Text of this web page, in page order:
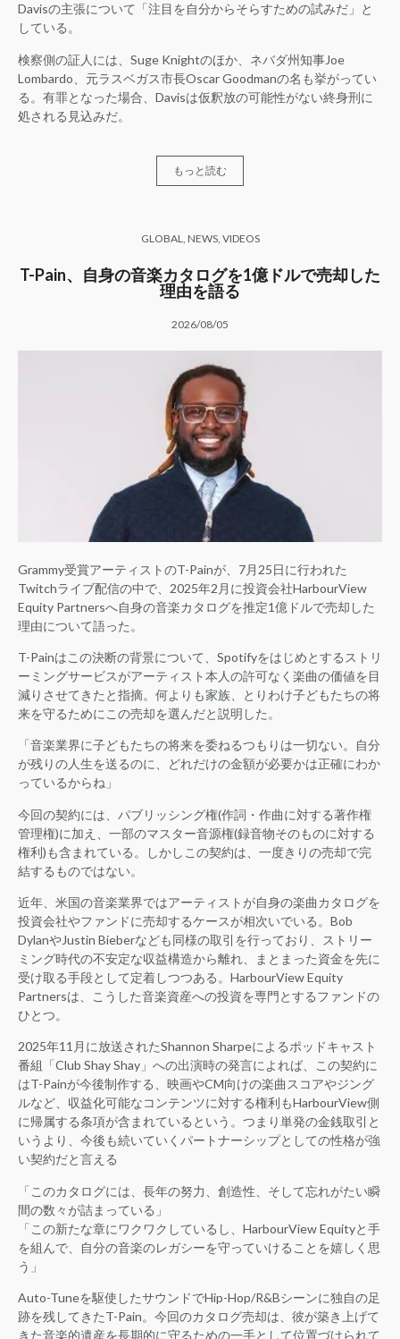
Davisの主張について「注目を自分からそらすための試みだ」と
している。
検察側の証人には、Suge Knightのほか、ネバダ州知事Joe
Lombardo、元ラスベガス市長Oscar Goodmanの名も挙がってい
る。有罪となった場合、Davisは仮釈放の可能性がない終身刑に
処される見込みだ。
もっと読む
GLOBAL NEWS, VIDEOS
T-Pain、自身の音楽カタログを1億ドルで売却した
理由を語る
2026/08/05
Grammy受賞アーティストのT-Painが、7月25日に行われた
Twitchライブ配信の中で、2025年2月に投資会社HarbourView
Equity Partnersへ自身の音楽カタログを推定1億ドルで売却した
理由について語った。
T-Painはこの決断の背景について、Spotifyをはじめとするストリ
ーミングサービスがアーティスト本人の許可なく楽曲の価値を目
減りさせてきたと指摘。何よりも家族、とりわけ子どもたちの将
来を守るためにこの売却を選んだと説明した。
「音楽業界に子どもたちの将来を委ねるつもりは一切ない。自分
が残りの人生を送るのに、どれだけの金額が必要かは正確にわか
っているからね」
今回の契約には、パブリッシング権(作詞・作曲に対する著作権
管理権)に加え、一部のマスター音源権(録音物そのものに対する
権利)も含まれている。しかしこの契約は、一度きりの売却で完
結するものではない。
近年、米国の音楽業界ではアーティストが自身の楽曲カタログを
投資会社やファンドに売却するケースが相次いでいる。Bob
DylanやJustin Bieberなども同様の取引を行っており、ストリー
ミング時代の不安定な収益構造から離れ、まとまった資金を先に
受け取る手段として定着しつつある。HarbourView Equity
Partnersは、こうした音楽資産への投資を専門とするファンドの
ひとつ。
2025年11月に放送されたShannon Sharpeによるポッドキャスト
番組「Club Shay Shay」への出演時の発言によれば、この契約に
はT-Painが今後制作する、映画やCM向けの楽曲スコアやジング
ルなど、収益化可能なコンテンツに対する権利もHarbourView側
に帰属する条項が含まれているという。つまり単発の金銭取引と
いうより、今後も続いていくパートナーシップとしての性格が強
い契約だと言える
「このカタログには、長年の努力、創造性、そして忘れがたい瞬
間の数々が詰まっている」
「この新たな章にワクワクしているし、HarbourView Equityと手
を組んで、自分の音楽のレガシーを守っていけることを嬉しく思
う」
Auto-Tuneを駆使したサウンドでHip-Hop/R&Bシーンに独自の足
跡を残してきたT-Pain。今回のカタログ売却は、彼が築き上げて
きた音楽的遺産を長期的に守るための一手として位置づけられて